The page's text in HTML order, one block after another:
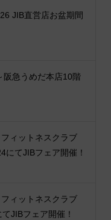
JIB直営店お盆期間
急うめだ本店10階
ィットネスクラブ
にてJIBフェア開催！
ィットネスクラブ
JIBフェア開催！